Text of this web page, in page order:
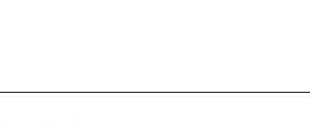
estaba sumando la exportación al extranjero de nuestros